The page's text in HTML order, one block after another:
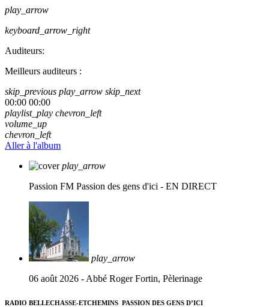
play_arrow
keyboard_arrow_right
Auditeurs:
Meilleurs auditeurs :
skip_previous play_arrow skip_next
00:00 00:00
playlist_play chevron_left
volume_up
chevron_left
Aller à l'album
play_arrow
Passion FM Passion des gens d'ici - EN DIRECT
play_arrow
06 août 2026 - Abbé Roger Fortin, Pèlerinage
RADIO BELLECHASSE-ETCHEMINS PASSION DES GENS D’ICI